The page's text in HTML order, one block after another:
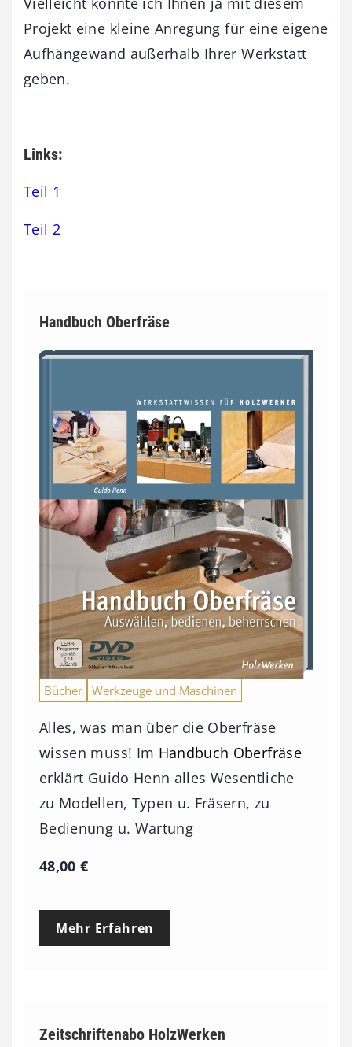
Projekt eine kleine Anregung für eine eigene
Aufhängewand außerhalb Ihrer Werkstatt
geben.
Links:
Teil 1
Teil 2
Handbuch Oberfräse
Bücher Werkzeuge und Maschinen
Alles, was man über die Oberfräse
wissen muss! Im Handbuch Oberfräse
erklärt Guido Henn alles Wesentliche
zu Modellen, Typen u. Fräsern, zu
Bedienung u. Wartung
48,00€
Mehr Erfahren
Zeitschriftenabo HolzWerken